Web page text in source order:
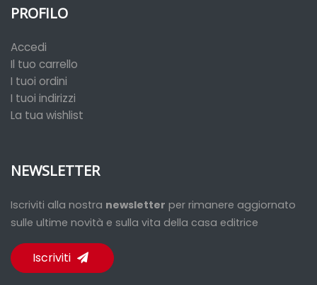
PROFILO
Accedi
Il tuo carrello
I tuoi ordini
I tuoi indirizzi
La tua wishlist
NEWSLETTER
Iscriviti alla nostra newsletter per rimanere aggiornato
sulle ultime novità e sulla vita della casa editrice
Iscriviti